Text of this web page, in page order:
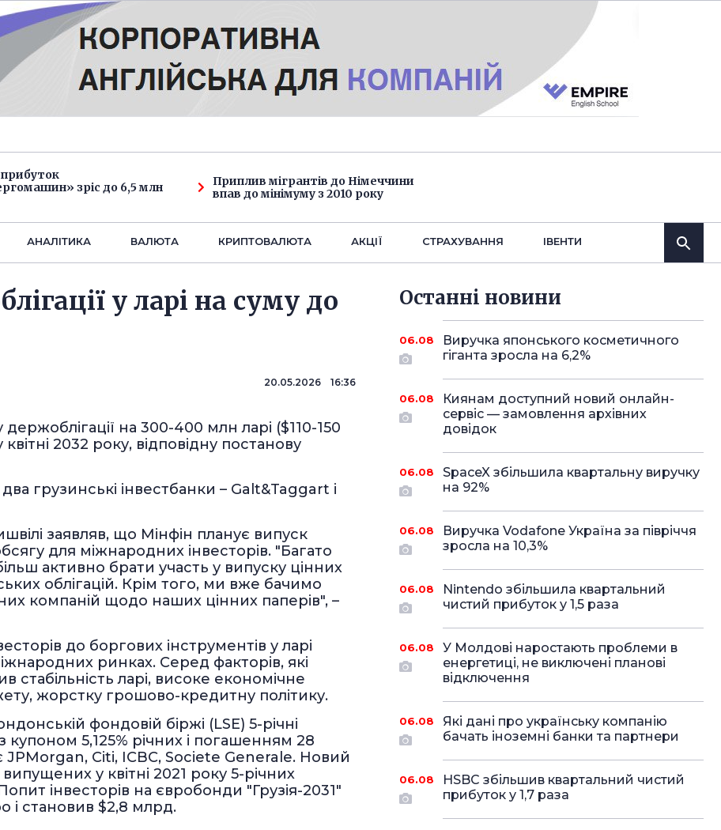
зріс до 6,5 млн
Приплив мігрантів до Німеччини
впав до мінімуму з 2010 року
АНАЛIТИКА ВАЛЮТА КРИПТОВАЛЮТА АКЦІЇ СТРАХУВАННЯ IВЕНТИ
у ларі на суму до
20.05.2026 16:36
на 300-400 млн ларі ($110-150
2032 року, відповідну постанову
грузинські інвестбанки – Galt&Taggart і
заявляв, що Мінфін планує випуск
для міжнародних інвесторів. "Багато
активно брати участь у випуску цінних
облігацій. Крім того, ми вже бачимо
компаній щодо наших цінних паперів", –
до боргових інструментів у ларі
ринках. Серед факторів, які
стабільність ларі, високе економічне
жорстку грошово-кредитну політику.
фондовій біржі (LSE) 5-річні
купоном 5,125% річних і погашенням 28
JPMorgan, Citi, ICBC, Societe Generale. Новий
у квітні 2021 року 5-річних
інвесторів на євробонди "Грузія-2031"
і становив $2,8 млрд.
Останнi новини
06.08
Виручка японського косметичного
гіганта зросла на 6,2%
06.08
Киянам доступний новий онлайн-
сервіс — замовлення архівних
довідок
06.08
SpaceX збільшила квартальну виручку
на 92%
06.08
Виручка Vodafone Україна за півріччя
зросла на 10,3%
06.08
Nintendo збільшила квартальний
чистий прибуток у 1,5 раза
06.08
У Молдові наростають проблеми в
енергетиці, не виключені планові
відключення
06.08
Які дані про українську компанію
бачать іноземні банки та партнери
06.08
HSBC збільшив квартальний чистий
прибуток у 1,7 раза